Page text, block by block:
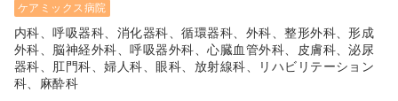
◆藤沢エリアは、藤沢駅から東海道線で横浜・川崎・都内
まで好アクセスなのに海の近く！転居先の人気急増中のエ
リアです★
≪平成24年築！流行のオール電化の借り上げ寮！≫
◆病院の敷地のすぐ隣に、白を基調としたオシャレな借り
ケアミックス病院
内科、呼吸器科、消化器科、循環器科、外科、整形外科、形成
外科、脳神経外科、呼吸器外科、心臓血管外科、皮膚科、泌尿
器科、肛門科、婦人科、眼科、放射線科、リハビリテーション
科、麻酔科